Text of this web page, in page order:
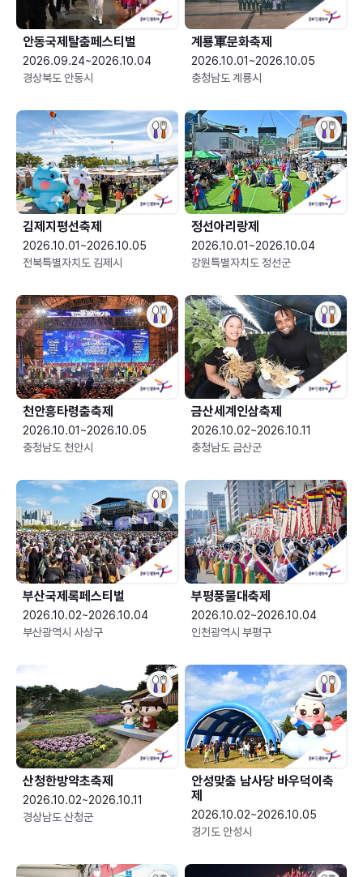
안동국제탈춤페스티벌
2026.09.24~2026.10.04
경상북도 안동시
2026.10.01~2026.10.05
충청남도 계룡시
김제지평선축제
2026.10.01~2026.10.05
전북특별자치도 김제시
정선아리랑제
2026.10.01~2026.10.04
강원특별자치도 정선군
천안흥타령춤축제
2026.10.01~2026.10.05
충청남도 천안시
금산세계인삼축제
2026.10.02~2026.10.11
충청남도 금산군
부산국제록페스티벌
2026.10.02~2026.10.04
부산광역시 사상구
부평풍물대축제
2026.10.02~2026.10.04
인천광역시 부평구
산청한방약초축제
2026.10.02~2026.10.11
경상남도 산청군
안성맞춤 남사당 바우덕이축
제
2026.10.02~2026.10.05
경기도 안성시